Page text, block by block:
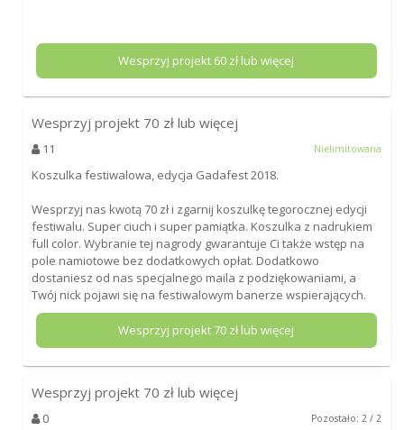
Wesprzyj projekt 60 zł lub więcej
Wesprzyj projekt 70 zł lub więcej
11 Nielimitowana
Koszulka festiwalowa, edycja Gadafest 2018.
Wesprzyj nas kwotą 70 zł i zgarnij koszulkę tegorocznej edycji
festiwalu. Super ciuch i super pamiątka. Koszulka z nadrukiem
full color. Wybranie tej nagrody gwarantuje Ci także wstęp na
pole namiotowe bez dodatkowych opłat. Dodatkowo
dostaniesz od nas specjalnego maila z podziękowaniami, a
Twój nick pojawi się na festiwalowym banerze wspierających.
Wesprzyj projekt70 zł lub więcej
Wesprzyj projekt 70 zł lub więcej
0 Pozostało: 2 / 2